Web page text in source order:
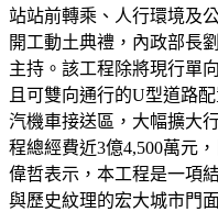
站站前轉乘、人行環境及
開工動土典禮，內政部長
主持。該工程除將現行單
且可雙向通行的U型道路
汽機車接送區，大幅擴大
程總經費近3億4,500萬元
偉哲表示，本工程是一項
與歷史紋理的宏大城市門